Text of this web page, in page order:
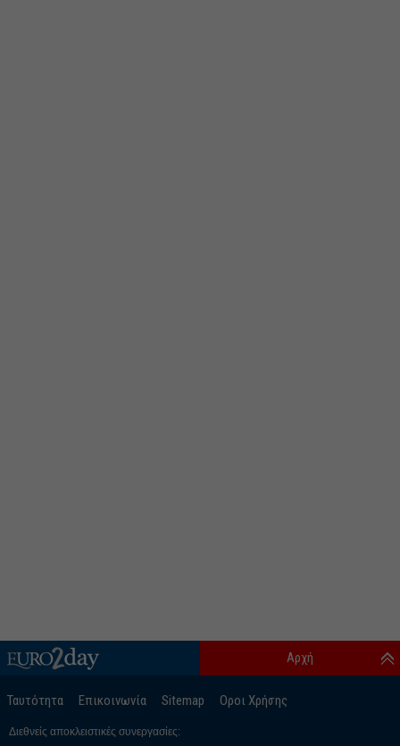
Ταυτότητα Επικοινωνία Sitemap Οροι Χρήσης
Αρχή
Διεθνείς αποκλειστικές συνεργασίες: